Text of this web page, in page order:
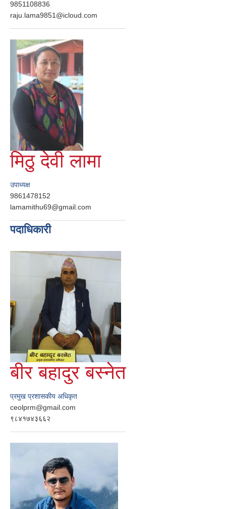
9851108836
raju.lama9851@icloud.com
मिठु देवी लामा
उपाध्यक्ष
9861478152
lamamithu69@gmail.com
पदाधिकारी
बीर बहादुर बस्नेत
प्रमुख प्रशासकीय अधिकृत
ceolprm@gmail.com
९८४१७४३६६२